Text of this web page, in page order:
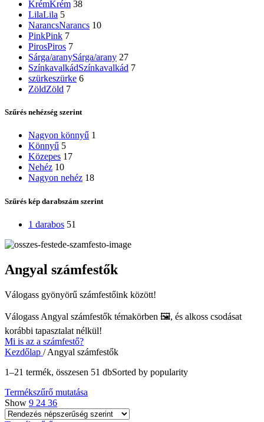
KrémKrém 38
LilaLila 5
NarancsNarancs 10
PinkPink 7
PirosPiros 7
Sárga/aranySárga/arany 27
SzínkavalkádSzínkavalkád 7
szürkeszürke 6
ZöldZöld 7
Szűrés nehézség szerint
Nagyon könnyű 1
Könnyű 5
Közepes 17
Nehéz 10
Nagyon nehéz 18
Szűrés kép darabszám szerint
1 darabos 51
Angyal számfestők
Válogass gyönyörű számfestőink között!
Válogass Angyal számfestők témakörben 🖼️, és alkoss csodásat
korábbi tapasztalat nélkül!
Mi is az a számfestő?
Kezdőlap / Angyal számfestők
1–21 termék, összesen 51 dbSorted by popularity
Termékszűrő mutatása
Show 9 24 36